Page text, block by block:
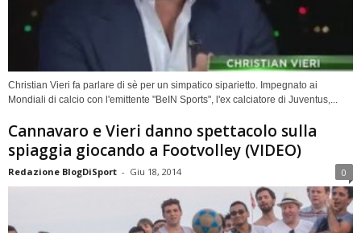
Christian Vieri fa parlare di sè per un simpatico siparietto. Impegnato ai
Mondiali di calcio con l'emittente "BeIN Sports", l'ex calciatore di Juventus,...
Cannavaro e Vieri danno spettacolo sulla
spiaggia giocando a Footvolley (VIDEO)
Redazione BlogDiSport - Giu 18, 2014 0